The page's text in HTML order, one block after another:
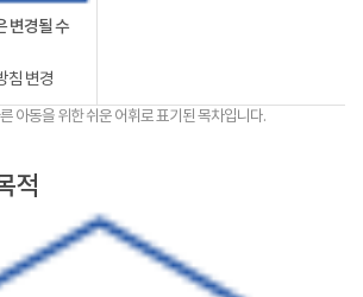
변경될 수
침 변경
아동을 위한 쉬운 어휘로 표기된 목차입니다.
적